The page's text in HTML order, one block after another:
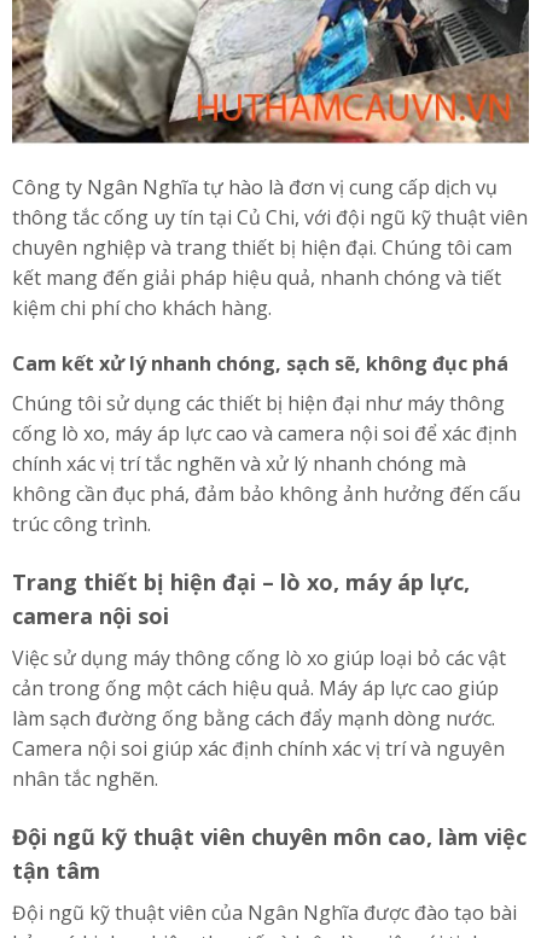
Công ty Ngân Nghĩa tự hào là đơn vị cung cấp dịch vụ
thông tắc cống uy tín tại Củ Chi, với đội ngũ kỹ thuật viên
chuyên nghiệp và trang thiết bị hiện đại. Chúng tôi cam
kết mang đến giải pháp hiệu quả, nhanh chóng và tiết
kiệm chi phí cho khách hàng.
Cam kết xử lý nhanh chóng, sạch sẽ, không đục phá
Chúng tôi sử dụng các thiết bị hiện đại như máy thông
cống lò xo, máy áp lực cao và camera nội soi để xác định
chính xác vị trí tắc nghẽn và xử lý nhanh chóng mà
không cần đục phá, đảm bảo không ảnh hưởng đến cấu
trúc công trình.
Trang thiết bị hiện đại – lò xo, máy áp lực,
camera nội soi
Việc sử dụng máy thông cống lò xo giúp loại bỏ các vật
cản trong ống một cách hiệu quả. Máy áp lực cao giúp
làm sạch đường ống bằng cách đẩy mạnh dòng nước.
Camera nội soi giúp xác định chính xác vị trí và nguyên
nhân tắc nghẽn.
Đội ngũ kỹ thuật viên chuyên môn cao, làm việc
tận tâm
Đội ngũ kỹ thuật viên của Ngân Nghĩa được đào tạo bài